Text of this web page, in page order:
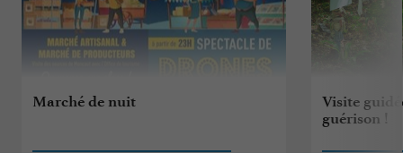
Marché de nuit
Visite
guérison !